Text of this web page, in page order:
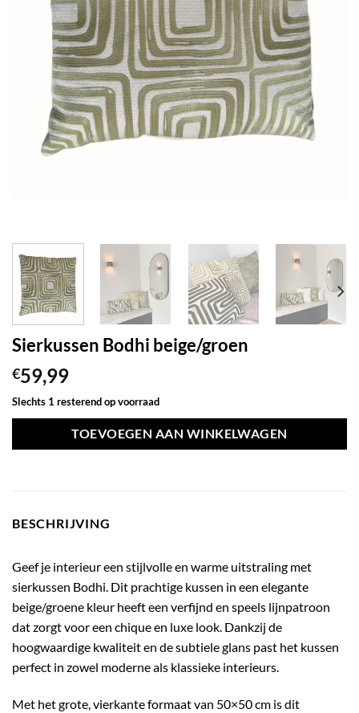
Sierkussen Bodhi beige/groen
€59,99
Slechts 1 resterend op voorraad
TOEVOEGEN AAN WINKELWAGEN
BESCHRIJVING
Geef je interieur een stijlvolle en warme uitstraling met
sierkussen Bodhi. Dit prachtige kussen in een elegante
beige/groene kleur heeft een verfijnd en speels lijnpatroon
dat zorgt voor een chique en luxe look. Dankzij de
hoogwaardige kwaliteit en de subtiele glans past het kussen
perfect in zowel moderne als klassieke interieurs.
Met het grote, vierkante formaat van 50×50 cm is dit